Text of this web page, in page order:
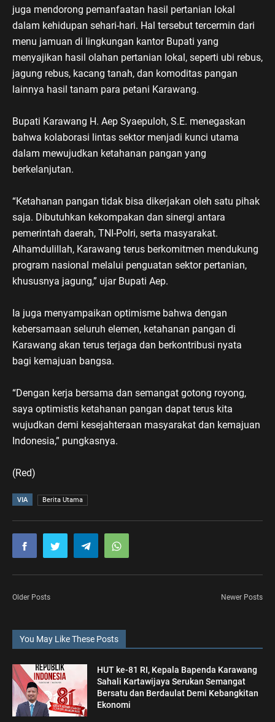
juga mendorong pemanfaatan hasil pertanian lokal
dalam kehidupan sehari-hari. Hal tersebut tercermin dari
menu jamuan di lingkungan kantor Bupati yang
menyajikan hasil olahan pertanian lokal, seperti ubi rebus,
jagung rebus, kacang tanah, dan komoditas pangan
lainnya hasil tanam para petani Karawang.
Bupati Karawang H. Aep Syaepuloh, S.E. menegaskan
bahwa kolaborasi lintas sektor menjadi kunci utama
dalam mewujudkan ketahanan pangan yang
berkelanjutan.
“Ketahanan pangan tidak bisa dikerjakan oleh satu pihak
saja. Dibutuhkan kekompakan dan sinergi antara
pemerintah daerah, TNI-Polri, serta masyarakat.
Alhamdulillah, Karawang terus berkomitmen mendukung
program nasional melalui penguatan sektor pertanian,
khususnya jagung,” ujar Bupati Aep.
Ia juga menyampaikan optimisme bahwa dengan
kebersamaan seluruh elemen, ketahanan pangan di
Karawang akan terus terjaga dan berkontribusi nyata
bagi kemajuan bangsa.
“Dengan kerja bersama dan semangat gotong royong,
saya optimistis ketahanan pangan dapat terus kita
wujudkan demi kesejahteraan masyarakat dan kemajuan
Indonesia,” pungkasnya.
(Red)
VIA Berita Utama
Older Posts Newer Posts
You May Like These Posts
HUT ke-81 RI, Kepala Bapenda Karawang
Sahali Kartawijaya Serukan Semangat
Bersatu dan Berdaulat Demi Kebangkitan
Ekonomi